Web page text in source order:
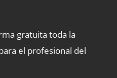
gratuita toda la
el profesional del